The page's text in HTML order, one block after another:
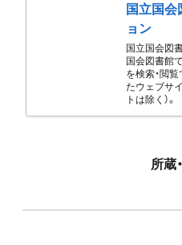
国立国
ョン
国立国会図
国会図書館
を検索・閲
たウェブサ
トは除く）。
所蔵